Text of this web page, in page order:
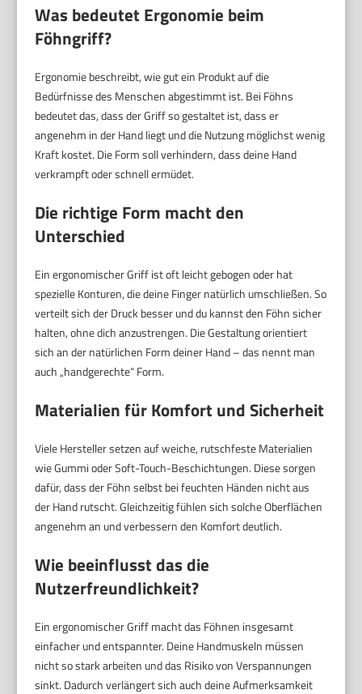
Was bedeutet Ergonomie beim
Föhngriff?
Ergonomie beschreibt, wie gut ein Produkt auf die
Bedürfnisse des Menschen abgestimmt ist. Bei Föhns
bedeutet das, dass der Griff so gestaltet ist, dass er
angenehm in der Hand liegt und die Nutzung möglichst wenig
Kraft kostet. Die Form soll verhindern, dass deine Hand
verkrampft oder schnell ermüdet.
Die richtige Form macht den
Unterschied
Ein ergonomischer Griff ist oft leicht gebogen oder hat
spezielle Konturen, die deine Finger natürlich umschließen. So
verteilt sich der Druck besser und du kannst den Föhn sicher
halten, ohne dich anzustrengen. Die Gestaltung orientiert
sich an der natürlichen Form deiner Hand – das nennt man
auch „handgerechte“ Form.
Materialien für Komfort und Sicherheit
Viele Hersteller setzen auf weiche, rutschfeste Materialien
wie Gummi oder Soft-Touch-Beschichtungen. Diese sorgen
dafür, dass der Föhn selbst bei feuchten Händen nicht aus
der Hand rutscht. Gleichzeitig fühlen sich solche Oberflächen
angenehm an und verbessern den Komfort deutlich.
Wie beeinflusst das die
Nutzerfreundlichkeit?
Ein ergonomischer Griff macht das Föhnen insgesamt
einfacher und entspannter. Deine Handmuskeln müssen
nicht so stark arbeiten und das Risiko von Verspannungen
sinkt. Dadurch verlängert sich auch deine Aufmerksamkeit